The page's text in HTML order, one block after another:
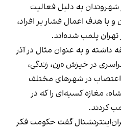
به دلیل فعالیت
با هدف اعمال فشار بر افراد،
پلمب شده‌اند.
داشته و به عنوان مثال در آذر
سراسری در خیزش «زن، زندگی،
اعتصاب در شهرهای مختلف
مغازه کسبه‌ای را که در
کردند.
گفت حکومت فکر